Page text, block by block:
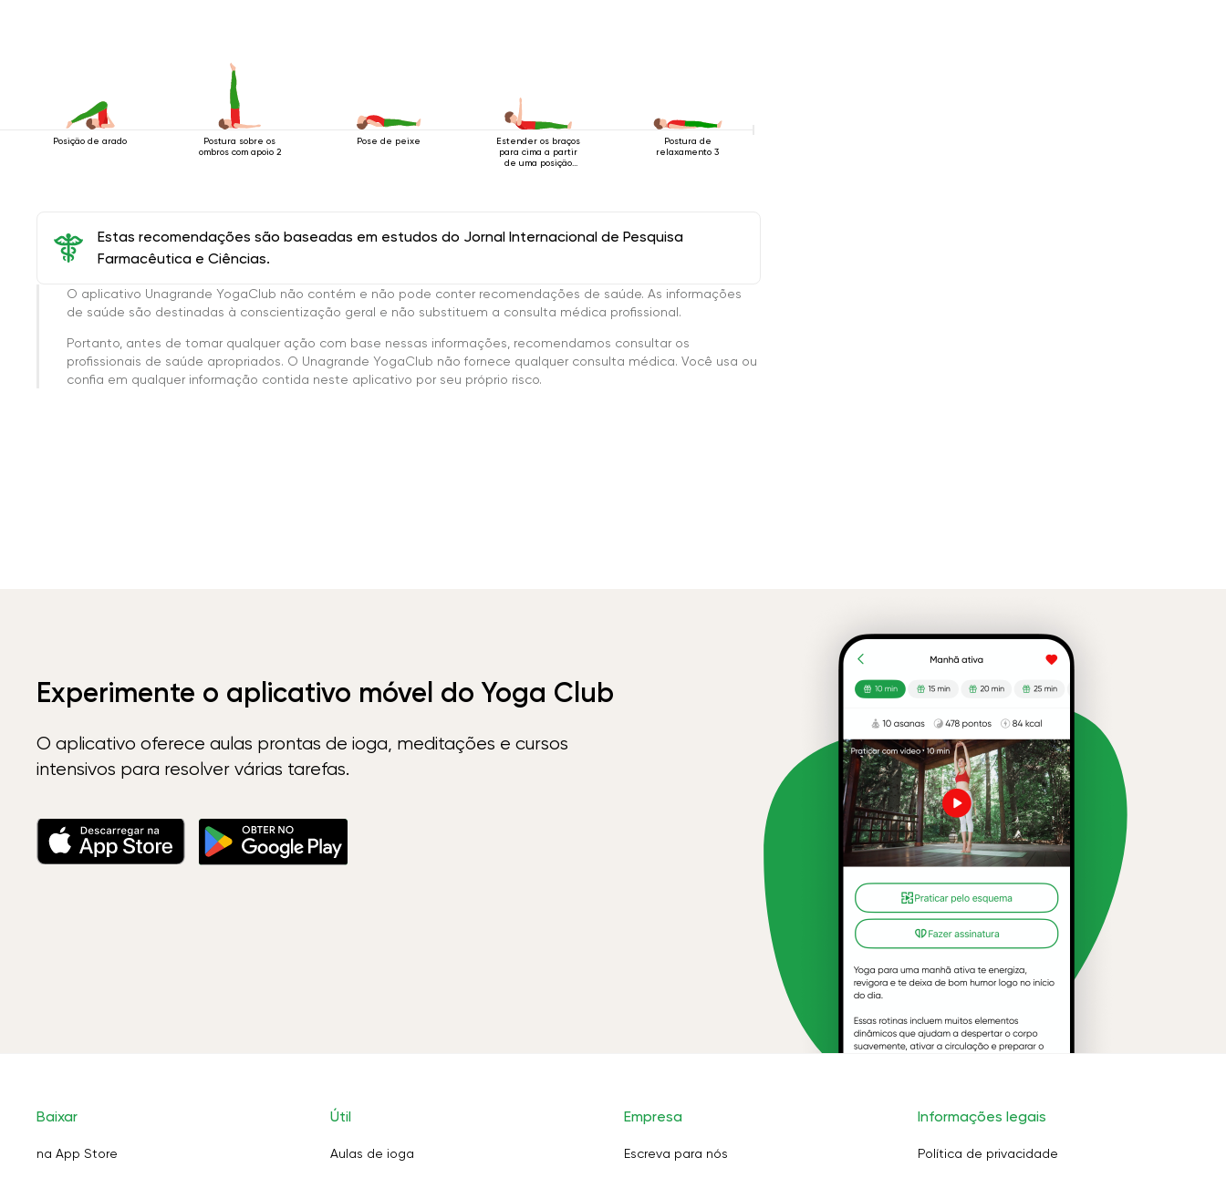
Posição de arado
Postura sobre os
ombros com apoio 2
Pose de peixe
Estender os braços
para cima a partir
de uma posição
Postura de
relaxamento 3
Estas recomendações são baseadas em estudos do Jornal Internacional de Pesquisa
Farmacêutica e Ciências.
O aplicativo Unagrande YogaClub não contém e não pode conter recomendações de saúde. As informações
de saúde são destinadas à conscientização geral e não substituem a consulta médica profissional.
Portanto, antes de tomar qualquer ação com base nessas informações, recomendamos consultar os
profissionais de saúde apropriados. O Unagrande YogaClub não fornece qualquer consulta médica. Você usa ou
confia em qualquer informação contida neste aplicativo por seu próprio risco.
Experimente o aplicativo móvel do Yoga Club
O aplicativo oferece aulas prontas de ioga, meditações e cursos
intensivos para resolver várias tarefas.
Baixar
na App Store
Útil
Aulas de ioga
Empresa
Escreva para nós
Informações legais
Política de privacidade